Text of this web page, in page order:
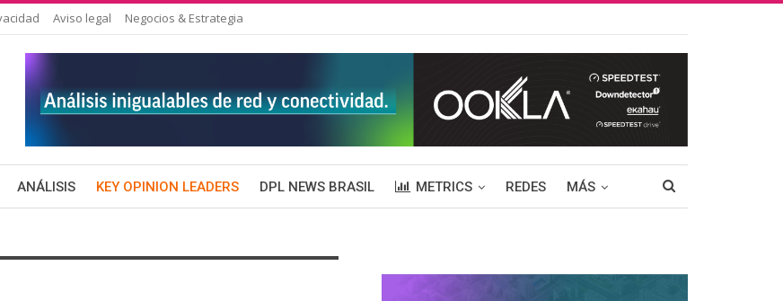
Aviso legal Negocios & Estrategia
ANÁLISIS KEY OPINION LEADERS DPL NEWS BRASIL METRICS REDES MÁS